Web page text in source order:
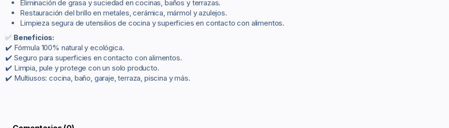
Eliminación de grasa y suciedad en cocinas, baños y terrazas.
Restauración del brillo en metales, cerámica, mármol y azulejos.
Limpieza segura de utensilios de cocina y superficies en contacto con alimentos.
✅ Beneficios:
✔️ Fórmula 100% natural y ecológica.
✔️ Seguro para superficies en contacto con alimentos.
✔️ Limpia, pule y protege con un solo producto.
✔️ Multiusos: cocina, baño, garaje, terraza, piscina y más.